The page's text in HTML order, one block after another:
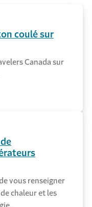
coulé sur
Canada sur
vous renseigner
chaleur et les